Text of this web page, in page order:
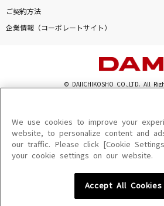
ご契約方法
企業情報（コーポレートサイト）
© DAIICHIKOSHO CO.,LTD. All
このサイトに掲載されている一切の文章・画像・写
を問わず、著作権法の定める範囲を超えて無断で複製
を禁じます。
楽曲及びコンテンツは、機種によりご利用いただけな
楽曲及びコンテンツの配信日、配信内容が変更になる
We use cookies to improve your
website, to personalize content and
our traffic. Please click [Cookie
your cookie settings on our website.
Accept All Cookies